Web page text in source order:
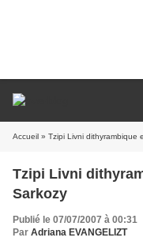
Accueil » Tzipi Livni dithyrambique
Tzipi Livni
Sarkozy
Publié le 07/07/2007 à 00:31
Par Adriana EVANGELIZT